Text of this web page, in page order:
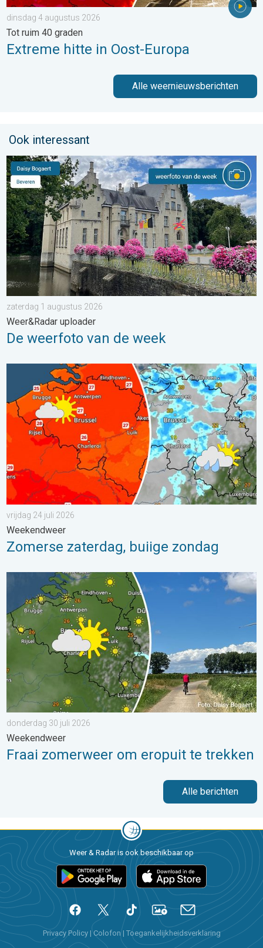
dinsdag 4 augustus 2026
Tot ruim 40 graden
Extreme hitte in Oost-Europa
Alle weernieuwsberichten
Ook interessant
De weerfoto van de week. Weer&Radar uploader. . . zaterdag
zaterdag 1 augustus 2026
Weer&Radar uploader
De weerfoto van de week
Zomerse zaterdag, buiige zondag. Weekendweer. . . vrijdag
vrijdag 24 juli 2026
Weekendweer
Zomerse zaterdag, buiige zondag
Fraai zomerweer om eropuit te trekken. Weekendweer. . .
donderdag 30 juli 2026
Weekendweer
Fraai zomerweer om eropuit te trekken
Alle berichten
Weer & Radar is ook beschikbaar op
Privacy Policy |Colofon | Toegankelijkheidsverklaring